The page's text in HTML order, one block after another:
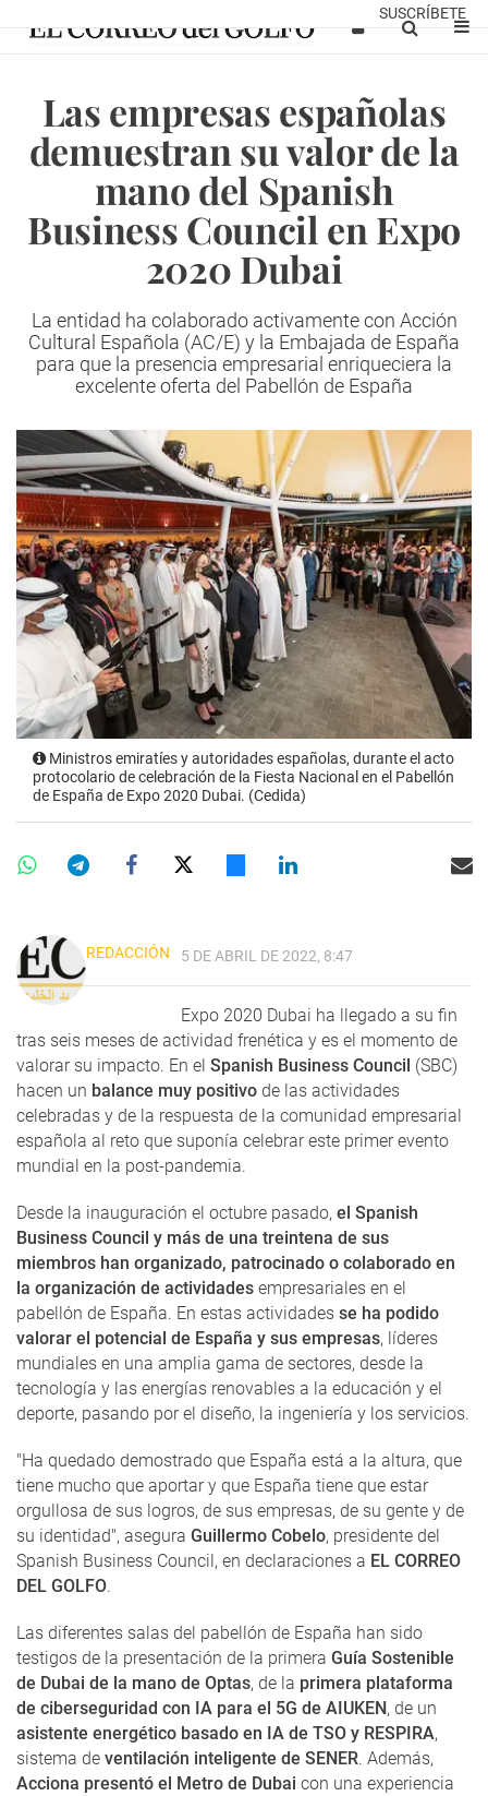
SUSCRÍBETE
Las empresas españolas
demuestran su valor de la
mano del Spanish
Business Council en Expo
2020 Dubai
La entidad ha colaborado activamente con Acción
Cultural Española (AC/E) y la Embajada de España
para que la presencia empresarial enriqueciera la
excelente oferta del Pabellón de España
Ministros emiratíes y autoridades españolas, durante el acto
protocolario de celebración de la Fiesta Nacional en el Pabellón
de España de Expo 2020 Dubai. (Cedida)
REDACCIÓN 5 DE ABRIL DE 2022, 8:47
Expo 2020 Dubai ha llegado a su fin
tras seis meses de actividad frenética y es el momento de
valorar su impacto. En el Spanish Business Council (SBC)
hacen un balance muy positivo de las actividades
celebradas y de la respuesta de la comunidad empresarial
española al reto que suponía celebrar este primer evento
mundial en la post-pandemia.
Desde la inauguración el octubre pasado, el Spanish
Business Council y más de una treintena de sus
miembros han organizado, patrocinado o colaborado en
la organización de actividades empresariales en el
pabellón de España. En estas actividades se ha podido
valorar el potencial de España y sus empresas, líderes
mundiales en una amplia gama de sectores, desde la
tecnología y las energías renovables a la educación y el
deporte, pasando por el diseño, la ingeniería y los servicios.
"Ha quedado demostrado que España está a la altura, que
tiene mucho que aportar y que España tiene que estar
orgullosa de sus logros, de sus empresas, de su gente y de
su identidad", asegura Guillermo Cobelo, presidente del
Spanish Business Council, en declaraciones a EL CORREO
DEL GOLFO.
Las diferentes salas del pabellón de España han sido
testigos de la presentación de la primera Guía Sostenible
de Dubai de la mano de Optas, de la primera plataforma
de ciberseguridad con IA para el 5G de AIUKEN, de un
asistente energético basado en IA de TSO y RESPIRA,
sistema de ventilación inteligente de SENER. Además,
Acciona presentó el Metro de Dubai con una experiencia